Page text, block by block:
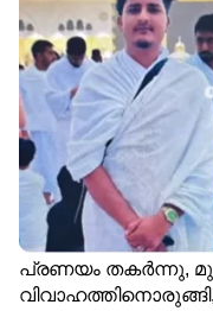
LATEST VIDEOS